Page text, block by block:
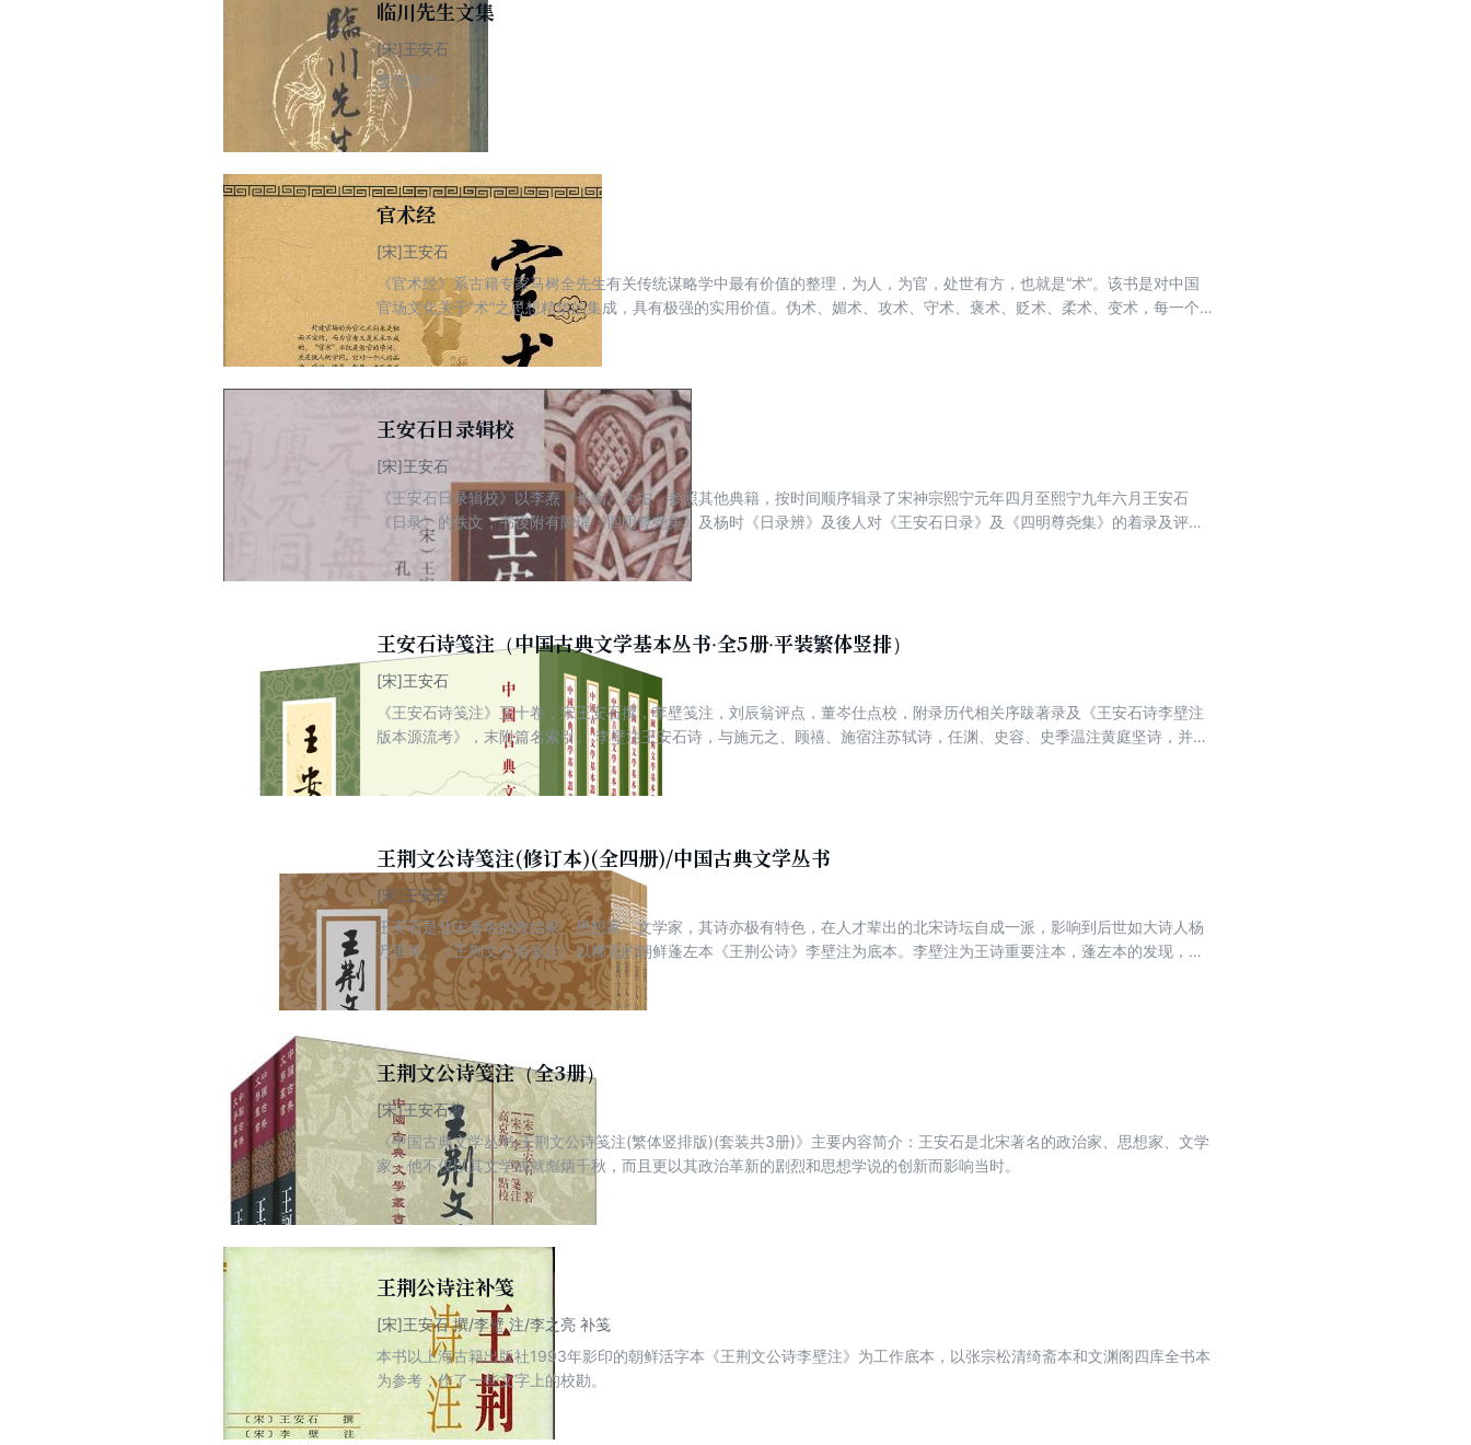
临川先生文集
[宋]王安石
暂无简介
官术经
[宋]王安石
《官术经》系古籍专家马树全先生有关传统谋略学中最有价值的整理，为人，为官，处世有方，也就是“术”。该书是对中国
官场文化关于“术”之思想精华的集成，具有极强的实用价值。伪术、媚术、攻术、守术、褒术、贬术、柔术、变术，每一个
“术”字，它都关乎一个人的胜败荣辱：对于大人物来说，一个“术”字决定其是平凡还是伟大；对于一个平凡人来说，它决定其
可成功还是失败。晚清大学士曾国藩赞叹道：“官术第一，世之仅见！”
王安石日录辑校
[宋]王安石
《王安石日录辑校》以李焘《长编》为主，参照其他典籍，按时间顺序辑录了宋神宗熙宁元年四月至熙宁九年六月王安石
《日录》的佚文，书後附有陈瓘《四明尊尧集》及杨时《日录辨》及後人对《王安石日录》及《四明尊尧集》的着录及评
论。是研究王安石变法的第一手资料，对研究王安石与宋神宗的关考有极重要的价值。
王安石诗笺注（中国古典文学基本丛书·全5册·平装繁体竖排）
[宋]王安石
《王安石诗笺注》五十卷，宋王安石撰，李壁笺注，刘辰翁评点，董岑仕点校，附录历代相关序跋著录及《王安石诗李壁注
版本源流考》，末附篇名索引。 李壁注王安石诗，与施元之、顾禧、施宿注苏轼诗，任渊、史容、史季温注黄庭坚诗，并为
“宋人注宋诗”三大经典诗注之一。 李壁注本，大体可分为宋本、元删节加评本和宋元拼合本三种系统。宋本今存宋抚州修补
版印本残卷。元删节加评本系统包括元王常本、元毋逢辰本、朝鲜甲辰字活字本、清清绮斋本、日本天保和刻本等，对李壁
理，以日本蓬左文库藏朝鲜甲寅字活字本为底本（蓬左文库藏本阙叶，以韩国高丽大学藏朝鲜甲寅字本补足），以抚州本、
王常本、毋逢辰本、清绮斋本为参校本。王安石诗作，另取龙舒本及浙本系统的王珏刻递修本、应云鸑本、何迁本比勘，并
转录反映王珏刻本较早印本面貌的黄廷鉴校语。此外，整理时，王安石诗取吴说编《古今绝句》、吕祖谦编《宋文鉴》参
校。魏了翁《经外杂抄》、《永乐大典》引及李壁注之处，亦纳入校勘。
王荆文公诗笺注(修订本)(全四册)/中国古典文学丛书
[宋]王安石
王安石是北宋著名的政治家、思想家、文学家，其诗亦极有特色，在人才辈出的北宋诗坛自成一派，影响到后世如大诗人杨
万里等。《王荆文公诗笺注》以稀见的朝鲜蓬左本《王荆公诗》李壁注为底本。李壁注为王诗重要注本，蓬左本的发现，则
大大完善了李壁注的内容。本次作者又进行了大幅度的修订，较之2010年初版已经有了十分大的提升。
王荆文公诗笺注（全3册）
[宋]王安石著
《中国古典文学丛书·王荆文公诗笺注(繁体竖排版)(套装共3册)》主要内容简介：王安石是北宋著名的政治家、思想家、文学
家，他不仅以其文学成就彪炳千秋，而且更以其政治革新的剧烈和思想学说的创新而影响当时。
王荆公诗注补笺
[宋]王安石 撰/李壁 注/李之亮 补笺
本书以上海古籍出版社1993年影印的朝鲜活字本《王荆文公诗李壁注》为工作底本，以张宗松清绮斋本和文渊阁四库全书本
为参考，作了一些文字上的校勘。